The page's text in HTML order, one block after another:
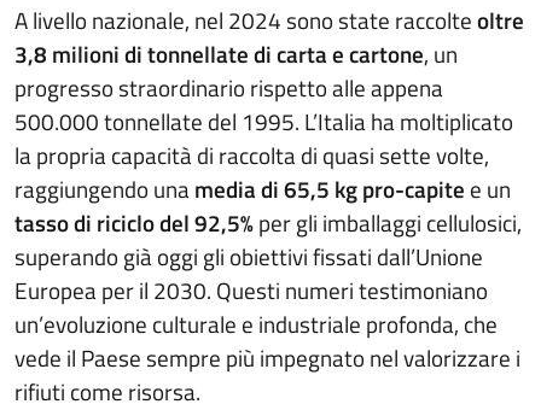
A livello nazionale, nel 2024 sono state raccolteoltre
3,8 milioni di tonnellate di carta e cartone, un
progresso straordinario rispetto alle appena
500.000 tonnellate del 1995. L’Italia ha moltiplicato
la propria capacità di raccolta di quasi sette volte,
raggiungendo unamedia di 65,5 kg pro-capite e un
tasso di riciclo del 92,5%per gli imballaggi cellulosici,
superando già oggi gli obiettivi fissati dall’Unione
Europea per il 2030. Questi numeri testimoniano
un’evoluzione culturale e industriale profonda, che
vede il Paese sempre più impegnato nel valorizzare i
rifiuti come risorsa.